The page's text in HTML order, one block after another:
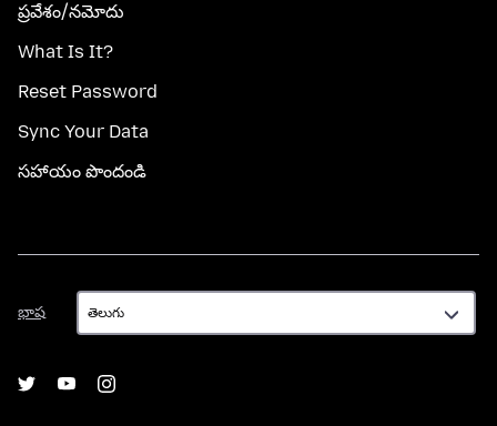
ప్రవేశం/నమోదు
What Is It?
Reset Password
Sync Your Data
సహాయం పొందండి
భాష
భాష